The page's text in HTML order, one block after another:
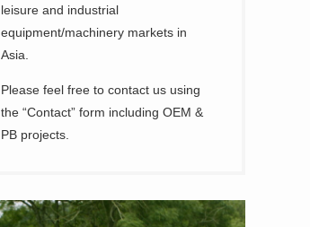
leisure and industrial
equipment/machinery markets in
Asia.
Please feel free to contact us using
the “Contact” form including OEM &
PB projects.